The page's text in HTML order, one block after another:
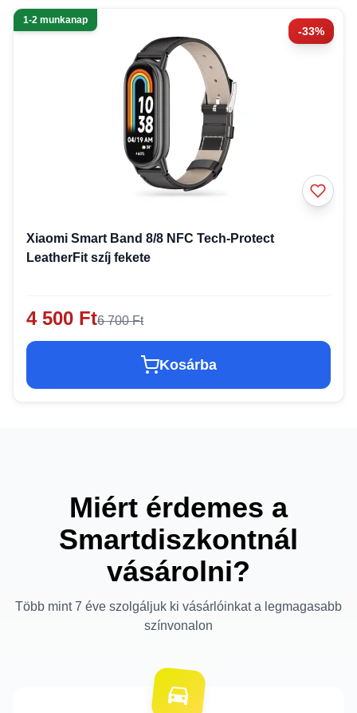
-33%
1-2 munkanap
Xiaomi Smart Band 8/8 NFC Tech-Protect
LeatherFit szíj fekete
4 500 Ft6 700 Ft
Kosárba
Miért érdemes a
Smartdiszkontnál
vásárolni?
Több mint 7 éve szolgáljuk ki vásárlóinkat a legmagasabb
színvonalon